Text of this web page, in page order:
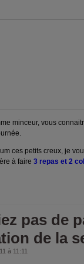
minceur, vous
ces petits creux, je
à faire 3 repas et 2
pas de
de la
à 11:11